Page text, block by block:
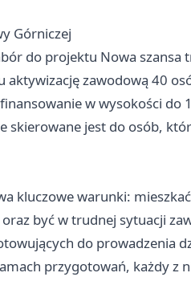
Górniczej
do projektu Nowa
zawodową 40
w wysokości do
skierowane jest do osób,
kluczowe warunki:
być w trudnej sytuacji
do prowadzenia
przygotowań, każdy z